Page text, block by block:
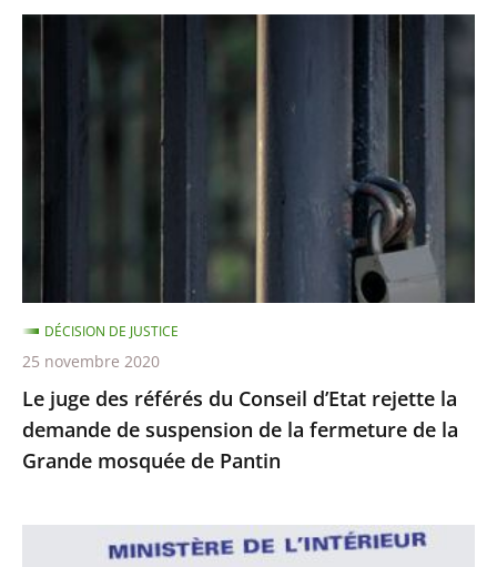
d’assises
demande
de
suspension
de
la
fermeture
la
Le juge des référés du Conseil d’Etat rejette la
demande de suspension de la fermeture de la
Grande mosquée de Pantin
DÉCISION DE JUSTICE
25 novembre 2020